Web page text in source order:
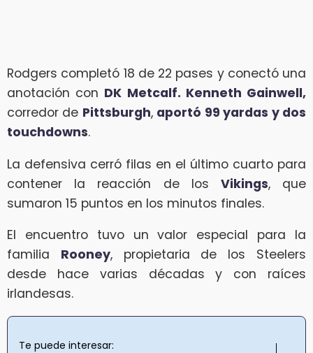
Rodgers completó 18 de 22 pases y conectó una
anotación con DK Metcalf. Kenneth Gainwell,
corredor de Pittsburgh, aportó 99 yardas y dos
touchdowns.
La defensiva cerró filas en el último cuarto para
contener la reacción de los Vikings, que
sumaron 15 puntos en los minutos finales.
El encuentro tuvo un valor especial para la
familia Rooney, propietaria de los Steelers
desde hace varias décadas y con raíces
irlandesas.
Te puede interesar: